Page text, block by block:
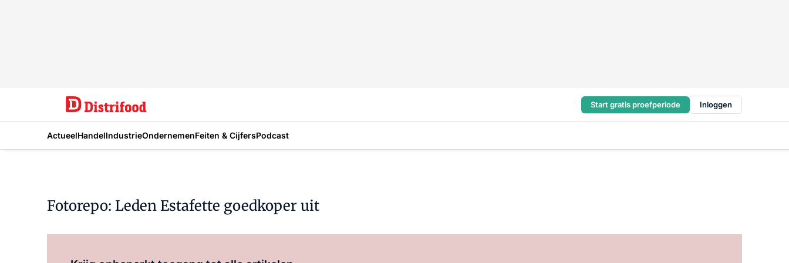
Start gratis proefperiode Inloggen
ActueelHandelIndustrieOndernemenFeiten & CijfersPodcast
Fotorepo: Leden Estafette goedkoper uit